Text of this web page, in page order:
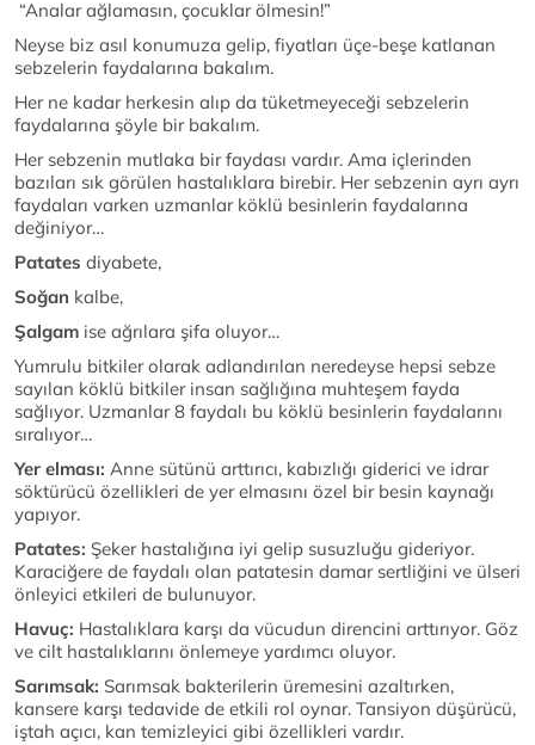
“Analar ağlamasın, çocuklar ölmesin!”
Neyse biz asıl konumuza gelip, fiyatları üçe-beşe katlanan
sebzelerin faydalarına bakalım.
Her ne kadar herkesin alıp da tüketmeyeceği sebzelerin
faydalarına şöyle bir bakalım.
Her sebzenin mutlaka bir faydası vardır. Ama içlerinden
bazıları sık görülen hastalıklara birebir. Her sebzenin ayrı ayrı
faydaları varken uzmanlar köklü besinlerin faydalarına
değiniyor…
Patates diyabete,
Soğan kalbe,
Şalgam ise ağrılara şifa oluyor…
Yumrulu bitkiler olarak adlandırılan neredeyse hepsi sebze
sayılan köklü bitkiler insan sağlığına muhteşem fayda
sağlıyor. Uzmanlar 8 faydalı bu köklü besinlerin faydalarını
sıralıyor…
Yer elması: Anne sütünü arttırıcı, kabızlığı giderici ve idrar
söktürücü özellikleri de yer elmasını özel bir besin kaynağı
yapıyor.
Patates: Şeker hastalığına iyi gelip susuzluğu gideriyor.
Karaciğere de faydalı olan patatesin damar sertliğini ve ülseri
önleyici etkileri de bulunuyor.
Havuç: Hastalıklara karşı da vücudun direncini arttırıyor. Göz
ve cilt hastalıklarını önlemeye yardımcı oluyor.
Sarımsak: Sarımsak bakterilerin üremesini azaltırken,
kansere karşı tedavide de etkili rol oynar. Tansiyon düşürücü,
iştah açıcı, kan temizleyici gibi özellikleri vardır.